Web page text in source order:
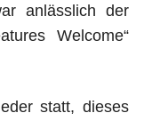
anlässlich der
Welcome“
statt, dieses